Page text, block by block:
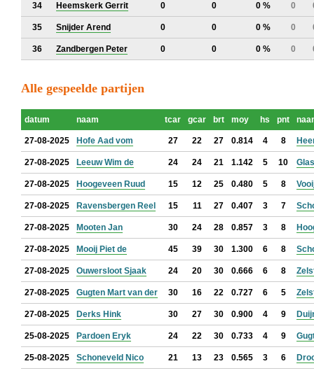
34 Heemskerk Gerrit 0 0 0 % 0
35 Snijder Arend 0 0 0 % 0
36 Zandbergen Peter 0 0 0 % 0
Alle gespeelde partijen
datum naam tcar gcar brt moy hs pnt
27-08-2025 Hofe Aad vom 27 22 27 0.814 4 8
27-08-2025 Leeuw Wim de 24 24 21 1.142 5 10
27-08-2025 Hoogeveen Ruud 15 12 25 0.480 5 8
27-08-2025 Ravensbergen Reel 15 11 27 0.407 3 7
27-08-2025 Mooten Jan 30 24 28 0.857 3 8
27-08-2025 Mooij Piet de 45 39 30 1.300 6 8
27-08-2025 Ouwersloot Sjaak 24 20 30 0.666 6 8
27-08-2025 Gugten Mart van der 30 16 22 0.727 6 5
27-08-2025 Derks Hink 30 27 30 0.900 4 9
25-08-2025 Pardoen Eryk 24 22 30 0.733 4 9
25-08-2025 Schoneveld Nico 21 13 23 0.565 3 6